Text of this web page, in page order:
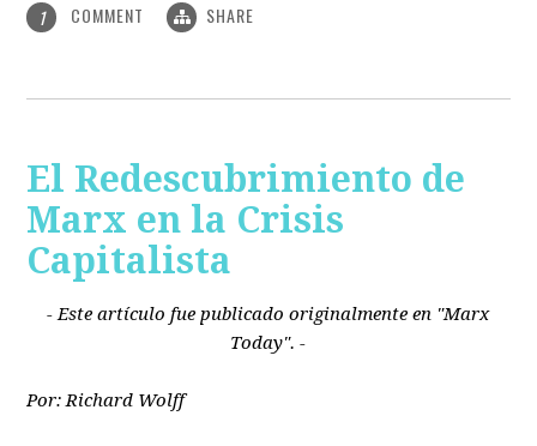
1 COMMENT SHARE
El Redescubrimiento de
Marx en la Crisis
Capitalista
- Este artículo fue publicado originalmente en "Marx
Today". -
Por: Richard Wolff